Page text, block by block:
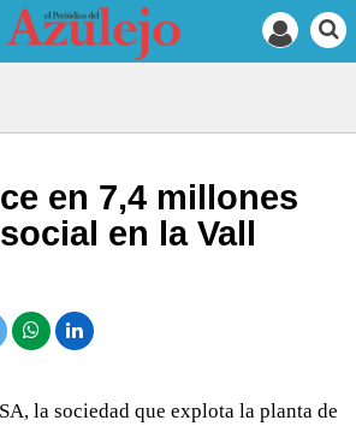
en 7,4 millones
en la Vall
la sociedad que explota la planta de